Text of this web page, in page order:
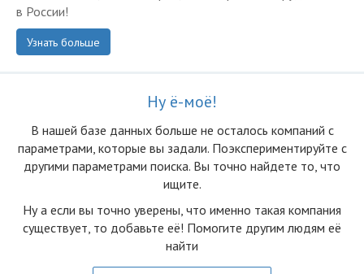
в России!
Узнать больше
Ну ё-моё!
В нашей базе данных больше не осталоcь компаний с
параметрами, которые вы задали. Поэкспериментируйте с
другими параметрами поиска. Вы точно найдете то, что
ищите.
Ну а если вы точно уверены, что именно такая компания
существует, то добавьте её! Помогите другим людям её
найти